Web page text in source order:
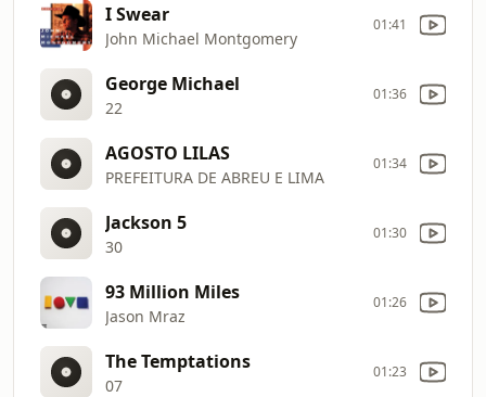
I Swear
John Michael Montgomery
01:41
George Michael
22
01:36
AGOSTO LILAS
PREFEITURA DE ABREU E LIMA
01:34
Jackson 5
30
01:30
93 Million Miles
Jason Mraz
01:26
The Temptations
07
01:23